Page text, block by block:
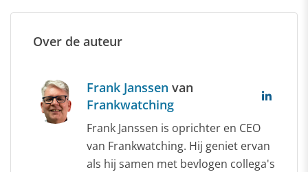
Over de auteur
Frank Janssen van
Frankwatching
Frank Janssen is oprichter en CEO
van Frankwatching. Hij geniet ervan
als hij samen met bevlogen collega's